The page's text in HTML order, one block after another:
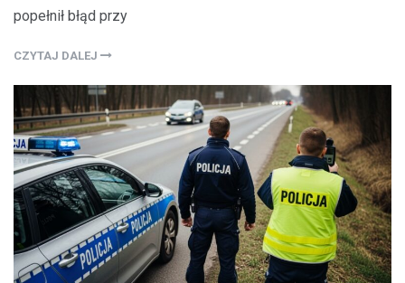
popełnił błąd przy
CZYTAJ DALEJ